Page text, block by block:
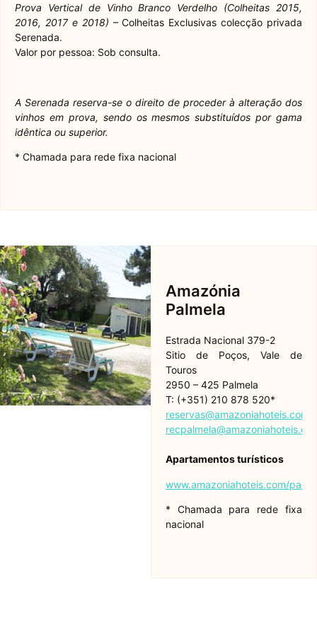
Prova Vertical de Vinho Branco Verdelho (Colheitas 2015,
2016, 2017 e 2018) – Colheitas Exclusivas colecção privada
Serenada.
Valor por pessoa: Sob consulta.
A Serenada reserva-se o direito de proceder à alteração dos
vinhos em prova, sendo os mesmos substituídos por gama
idêntica ou superior.
* Chamada para rede fixa nacional
Amazónia
Palmela
Estrada Nacional 379-2
Sitio de Poços, Vale de
Touros
2950 – 425 Palmela
T: (+351) 210 878 520*
reservas@amazoniahoteis.com
Apartamentos turísticos
www.amazoniahoteis.com/
* Chamada para rede fixa
nacional